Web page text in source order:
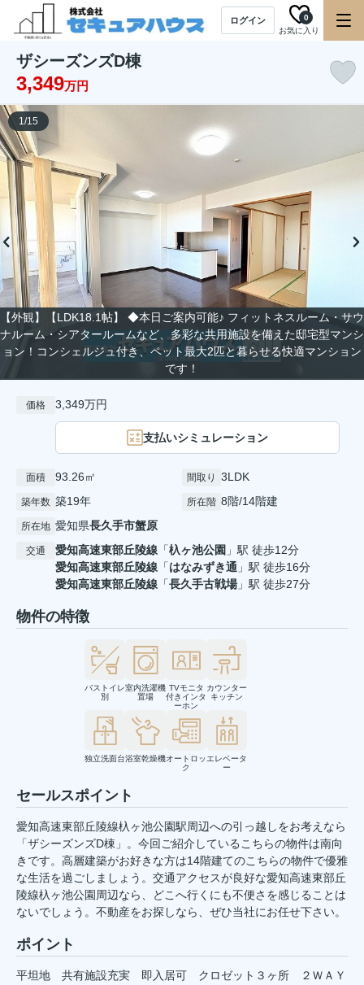
ログイン
お気に入り
0
ザシーズンズD棟
3,349万円
【外観】【LDK18.1帖】 ◆本日ご案内可能♪ フィットネスルーム・サウ
ナルーム・シアタールームなど、多彩な共用施設を備えた邸宅型マンシ
ョン！コンシェルジュ付き、ペット最大2匹と暮らせる快適マンション
です！
1/15
価格 3,349万円
支払いシミュレーション
面積 93.26㎡ 間取り 3LDK
築年数 築19年 所在階 8階/14階建
所在地 愛知県長久手市蟹原
交通 愛知高速東部丘陵線 「杁ヶ池公園 」駅 徒歩12分
愛知高速東部丘陵線 「はなみずき通 」駅 徒歩16分
愛知高速東部丘陵線 「長久手古戦場」駅 徒歩27分
物件の特徴
バストイレ
別
室内洗濯機
置場
TVモニタ
付きインタ
ーホン
カウンター
キッチン
独立洗面台浴室乾燥機オートロッ
ク
エレベータ
ー
セールスポイント
愛知高速東部丘陵線杁ヶ池公園駅周辺への引っ越しをお考えなら
「ザシーズンズD棟」。今回ご紹介しているこちらの物件は南向
きです。高層建築がお好きな方は14階建てのこちらの物件で優雅
な生活を過ごしましょう。交通アクセスが良好な愛知高速東部丘
陵線杁ヶ池公園周辺なら、どこへ行くにも不便さを感じることは
ないでしょう。不動産をお探しなら、ぜひ当社にお任せ下さい。
ポイント
平坦地 共有施設充実 即入居可 クロゼット３ヶ所
２ＷＡＹ